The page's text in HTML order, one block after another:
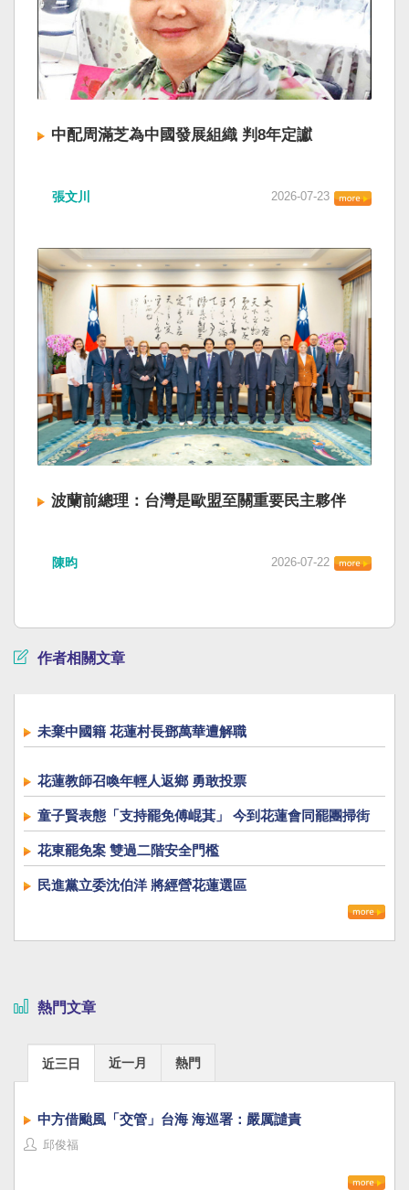
中配周滿芝為中國發展組織 判8年定讞
張文川 2026-07-23
波蘭前總理：台灣是歐盟至關重要民主夥伴
陳昀 2026-07-22
作者相關文章
未棄中國籍 花蓮村長鄧萬華遭解職
花蓮教師召喚年輕人返鄉 勇敢投票
童子賢表態「支持罷免傅崐萁」 今到花蓮會同罷團掃街
花東罷免案 雙過二階安全門檻
民進黨立委沈伯洋 將經營花蓮選區
熱門文章
近三日 近一月 熱門
中方借颱風「交管」台海 海巡署：嚴厲譴責
邱俊福